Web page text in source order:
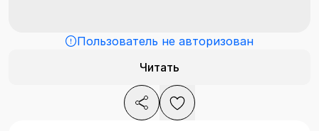
Пользователь не авторизован
Читать